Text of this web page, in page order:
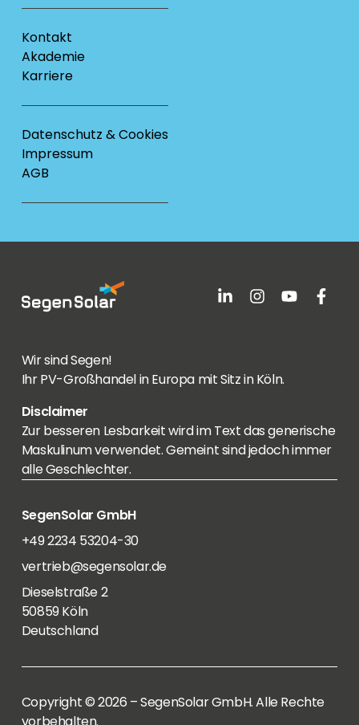
Kontakt
Akademie
Karriere
Datenschutz & Cookies
Impressum
AGB
Wir sind Segen!
Ihr PV-Großhandel in Europa mit Sitz in Köln.
Disclaimer
Zur besseren Lesbarkeit wird im Text das generische
Maskulinum verwendet. Gemeint sind jedoch immer
alle Geschlechter.
SegenSolar GmbH
+49 2234 53204-30
vertrieb@segensolar.de
Dieselstraße 2
50859 Köln
Deutschland
Copyright © 2026 – SegenSolar GmbH. Alle Rechte